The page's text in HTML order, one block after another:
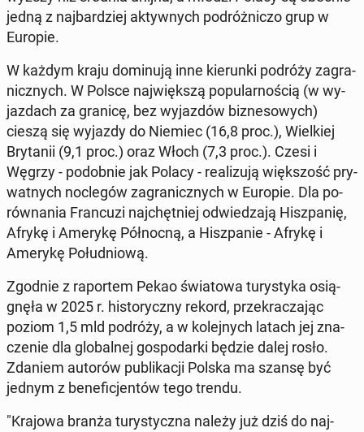
jedną z naj­bar­dziej ak­tyw­nych po­dróż­ni­czo grup w
Europie.
W każdym kraju do­mi­nu­ją inne kie­run­ki podróży za­gra­
nicz­nych. W Polsce naj­więk­szą po­pu­lar­no­ścią (w wy­
jaz­dach za granicę, bez wy­jaz­dów biz­ne­so­wych)
cieszą się wyjazdy do Niemiec (16,8 proc.), Wiel­kiej
Bry­ta­nii (9,1 proc.) oraz Włoch (7,3 proc.). Czesi i
Węgrzy - po­dob­nie jak Polacy - re­ali­zu­ją więk­szość pry­
wat­nych noc­le­gów za­gra­nicz­nych w Europie. Dla po­
rów­na­nia Fran­cu­zi naj­chęt­niej od­wie­dza­ją Hisz­pa­nię,
Afrykę i Amerykę Pół­noc­ną, a Hisz­pa­nie - Afrykę i
Amerykę Po­łu­dnio­wą.
Zgodnie z ra­por­tem Pekao świa­to­wa tu­ry­sty­ka osią­
gnę­ła w 2025 r. hi­sto­rycz­ny rekord, prze­kra­cza­jąc
poziom 1,5 mld podróży, a w ko­lej­nych latach jej zna­
cze­nie dla glo­bal­nej go­spo­dar­ki będzie dalej rosło.
Zdaniem autorów pu­bli­ka­cji Polska ma szansę być
jednym z be­ne­fi­cjen­tów tego trendu.
"Krajowa branża tu­ry­stycz­na należy już dziś do naj­